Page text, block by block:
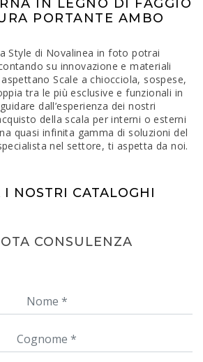
IN LEGNO DI FAGGIO
PORTANTE AMBO
Style di Novalinea in foto potrai
su innovazione e materiali
Scale a chiocciola, sospese,
tra le più esclusive e funzionali in
dall’esperienza dei nostri
della scala per interni o esterni
quasi infinita gamma di soluzioni del
nel settore, ti aspetta da noi.
I NOSTRI CATALOGHI
CONSULENZA